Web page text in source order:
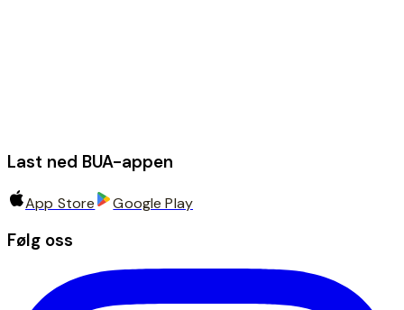
Last ned BUA-appen
App Store Google Play
Følg oss